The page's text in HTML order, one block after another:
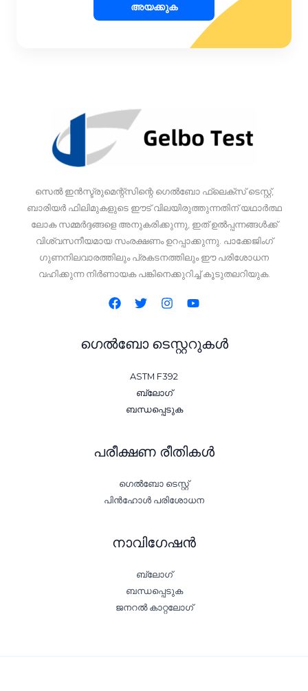
അയക്കുക
സെൽ ഇൻസ്ട്രുമെന്റ്സിന്റെ ഗെൽബോ ഫ്ലെക്സ് ടെസ്റ്റ്,
ബാരിയർ ഫിലിമുകളുടെ ഈട് വിലയിരുത്തുന്നതിന് യഥാർത്ഥ
ലോക സമ്മർദ്ദങ്ങളെ അനുകരിക്കുന്നു, ഇത് ഉൽപ്പന്നങ്ങൾക്ക്
വിശ്വസനീയമായ സംരക്ഷണം ഉറപ്പാക്കുന്നു. പാക്കേജിംഗ്
ഗുണനിലവാരത്തിലും പ്രകടനത്തിലും ഈ പരിശോധന
വഹിക്കുന്ന നിർണായക പങ്കിനെക്കുറിച്ച് കൂടുതലറിയുക.
ഗെൽബോ ടെസ്റ്ററുകൾ
ASTM F392
ബ്ലോഗ്
ബന്ധപ്പെടുക
പരീക്ഷണ രീതികൾ
ഗെൽബോ ടെസ്റ്റ്
പിൻഹോൾ പരിശോധന
നാവിഗേഷൻ
ബ്ലോഗ്
ബന്ധപ്പെടുക
ജനറൽ കാറ്റലോഗ്